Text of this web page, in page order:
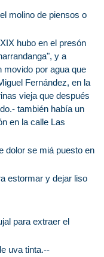
molino de piensos o
hubo en el presón
y a
movido por agua que
Fernández, en la
vieja que después
también había un
en la calle Las
dolor se miá puesto en
estormar y dejar liso
para extraer el
uva tinta.--